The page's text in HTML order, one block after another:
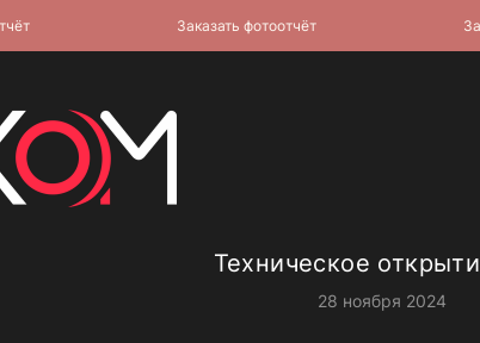
Техническое
28 ноября 2024
Заказать фотоотчёт